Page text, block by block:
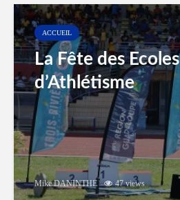
ACCUEIL
La Fête des Ecoles
d’Athlétisme
Mike DANINTHE 47 views